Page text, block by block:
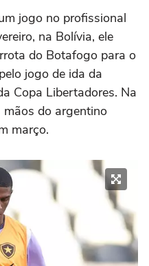
jogo no profissional
na Bolívia, ele
do Botafogo para o
jogo de ida da
Copa Libertadores. Na
mãos do argentino
março.